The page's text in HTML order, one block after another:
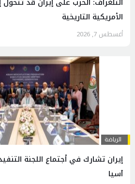
الأمريكية التاريخية
أغسطس 7, 2026
الرياضة
إيران تشارك في أجتماع اللجنة
آسيا